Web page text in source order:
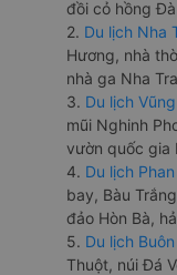
đồi cỏ hồng
2. Du lịch Nha
Hương, nhà
nhà ga Nha
3. Du lịch
mũi Nghinh
vườn quốc gia
4. Du lịch
bay, Bàu
đảo Hòn Bà,
5. Du lịch
Thuột, núi Đá